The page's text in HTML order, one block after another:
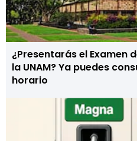
¿Presentarás el Examen
la UNAM? Ya puedes
horario